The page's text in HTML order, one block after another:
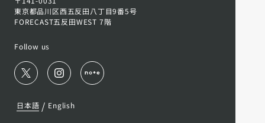
東京都品川区西五反田八丁目9番5号
FORECAST五反田WEST 7階
Follow us
日本語 / English